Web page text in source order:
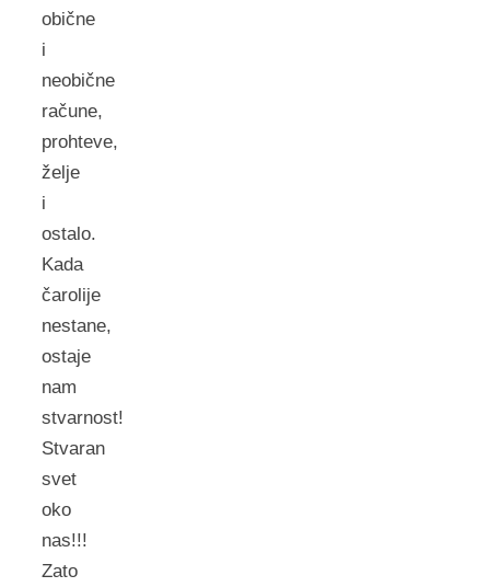
obične
i
neobične
račune,
prohteve,
želje
i
ostalo.
Kada
čarolije
nestane,
ostaje
nam
stvarnost!
Stvaran
svet
oko
nas!!!
Zato